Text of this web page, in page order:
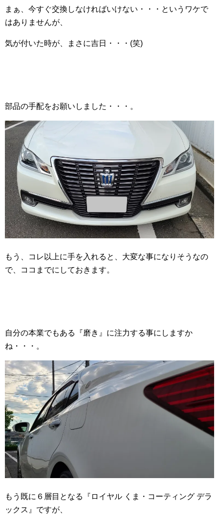
まぁ、今すぐ交換しなければいけない・・・というワケで
はありませんが、
気が付いた時が、まさに吉日・・・(笑)
部品の手配をお願いしました・・・。
もう、コレ以上に手を入れると、大変な事になりそうなの
で、ココまでにしておきます。
自分の本業でもある『磨き』に注力する事にしますか
ね・・・。
もう既に６層目となる『ロイヤル くま・コーティング デラ
ックス』ですが、